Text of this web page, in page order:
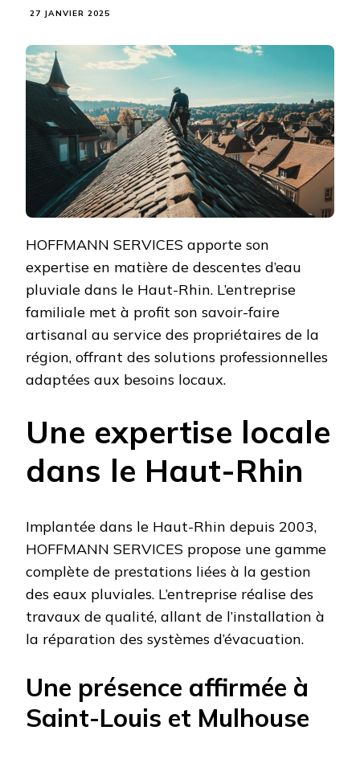
27 JANVIER 2025
HOFFMANN SERVICES apporte son
expertise en matière de descentes d’eau
pluviale dans le Haut-Rhin. L’entreprise
familiale met à profit son savoir-faire
artisanal au service des propriétaires de la
région, offrant des solutions professionnelles
adaptées aux besoins locaux.
Une expertise locale
dans le Haut-Rhin
Implantée dans le Haut-Rhin depuis 2003,
HOFFMANN SERVICES propose une gamme
complète de prestations liées à la gestion
des eaux pluviales. L’entreprise réalise des
travaux de qualité, allant de l’installation à
la réparation des systèmes d’évacuation.
Une présence affirmée à
Saint-Louis et Mulhouse